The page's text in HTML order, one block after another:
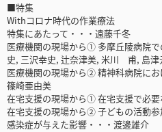
■特集
Withコロナ時代の作業療法
特集にあたって・・・遠藤千冬
医療機関の現場から① 多摩丘陵病院
史, 三沢幸史, 辻奈津美, 米川 甫, 島津
医療機関の現場から② 精神科病院に
篠崎亜由美
在宅支援の現場から① 在宅支援で必
在宅支援の現場から② 子どもの活動
感染症が与えた影響・・・渡邊雄介